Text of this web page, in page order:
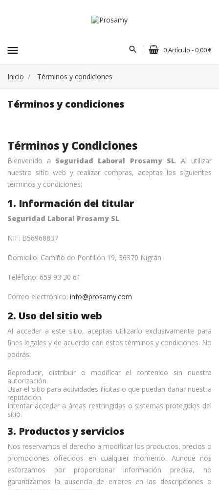
menu 0 Artículo - 0,00 €
Inicio Términos y condiciones
Términos y condiciones
Términos y Condiciones
Bienvenido a Seguridad Laboral Prosamy SL. Al utilizar
nuestro sitio web y realizar compras, aceptas los siguientes
términos y condiciones:
1. Información del titular
Seguridad Laboral Prosamy SL
NIF: B56968837
Domicilio: Camiño do Pontillón 19, 36370 Nigrán
Teléfono: 659 93 30 61
Correo electrónico: info@prosamy.com
2. Uso del sitio web
Al acceder a este sitio, aceptas utilizarlo exclusivamente para
fines legales y de acuerdo con estos términos y condiciones. No
podrás:
Reproducir, distribuir o modificar el contenido sin nuestra
autorización.
Usar el sitio para actividades ilícitas o que puedan dañar nuestra
reputación.
Intentar acceder a áreas restringidas o sistemas protegidos del
sitio.
3. Productos y servicios
Nos reservamos el derecho a modificar los productos, precios o
promociones ofrecidos en cualquier momento. Aunque nos
esforzamos por proporcionar información precisa, no
garantizamos la ausencia de errores en las descripciones o